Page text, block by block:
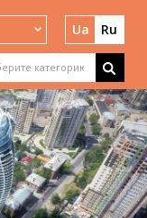
Ua Ru